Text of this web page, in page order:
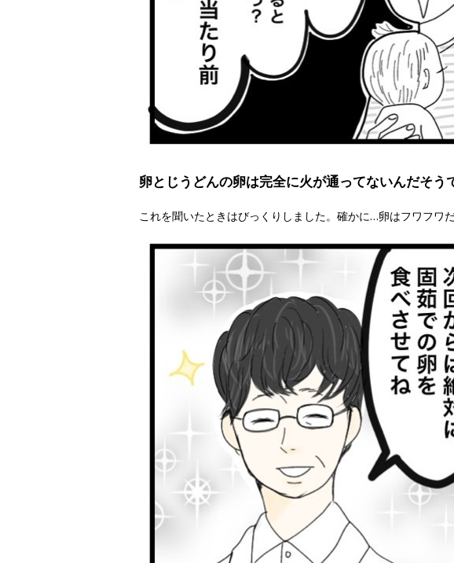
卵とじうどんの卵は完全に火が通ってないんだそう
これを聞いたときはびっくりしました。確かに…卵はフワフワ